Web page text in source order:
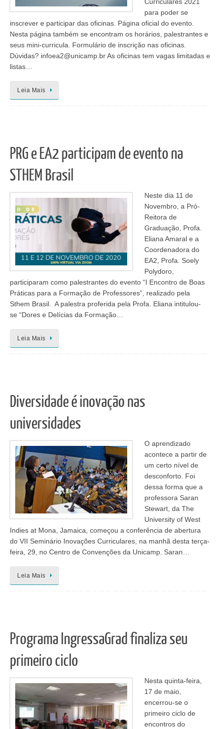
Curriculares 2021
para poder se
inscrever e participar das oficinas. Página oficial do evento.
Nesta página também se encontram os horários, palestrantes e
seus mini-curricula. Formulário de inscrição nas oficinas.
Dúvidas? infoea2@unicamp.br As oficinas tem vagas limitadas e
listas…
Leia Mais
PRG e EA2 participam de evento na
STHEM Brasil
Neste dia 11 de
Novembro, a Pró-
Reitora de
Graduação, Profa.
Eliana Amaral e a
Coordenadora do
EA2, Profa. Soely
Polydoro,
participaram como palestrantes do evento “I Encontro de Boas
Práticas para a Formação de Professores”, realizado pela
Sthem Brasil. A palestra proferida pela Profa. Eliana intitulou-
se “Dores e Delícias da Formação…
Leia Mais
Diversidade é inovação nas
universidades
O aprendizado
acontece a partir de
um certo nível de
desconforto. Foi
dessa forma que a
professora Saran
Stewart, da The
University of West
Indies at Mona, Jamaica, começou a conferência de abertura
do VII Seminário Inovações Curriculares, na manhã desta terça-
feira, 29, no Centro de Convenções da Unicamp. Saran…
Leia Mais
Programa IngressaGrad finaliza seu
primeiro ciclo
Nesta quinta-feira,
17 de maio,
encerrou-se o
primeiro ciclo de
encontros do